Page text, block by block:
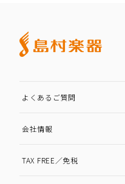
よくあるご質問
会社情報
TAX FREE／免税